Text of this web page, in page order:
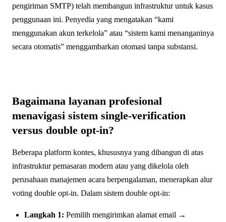
pengiriman SMTP) telah membangun infrastruktur untuk kasus
penggunaan ini. Penyedia yang mengatakan “kami
menggunakan akun terkelola” atau “sistem kami menanganinya
secara otomatis” menggambarkan otomasi tanpa substansi.
Bagaimana layanan profesional
menavigasi sistem single-verification
versus double opt-in?
Beberapa platform kontes, khususnya yang dibangun di atas
infrastruktur pemasaran modern atau yang dikelola oleh
perusahaan manajemen acara berpengalaman, menerapkan alur
voting double opt-in. Dalam sistem double opt-in:
Langkah 1: Pemilih mengirimkan alamat email →